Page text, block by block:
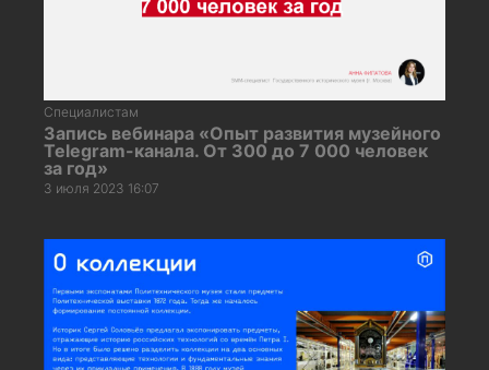
Специалистам
Запись вебинара «Опыт развития музейного
Telegram-канала. От 300 до 7 000 человек
за год»
3 июля 2023 16:07